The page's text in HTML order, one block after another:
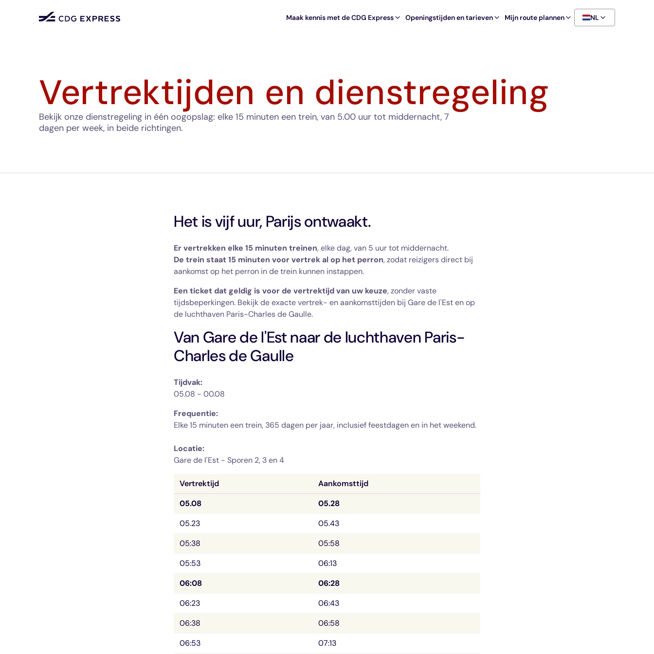
Maak kennis met de CDG Express Openingstijden en tarieven Mijn route plannen NL
Vertrektijden en dienstregeling
Bekijk onze dienstregeling in één oogopslag: elke 15 minuten een trein, van 5.00 uur tot middernacht, 7
dagen per week, in beide richtingen.
Het is vijf uur, Parijs ontwaakt.
Er vertrekken elke 15 minuten treinen, elke dag, van 5 uur tot middernacht.
De trein staat 15 minuten voor vertrek al op het perron, zodat reizigers direct bij
aankomst op het perron in de trein kunnen instappen.
Een ticket dat geldig is voor de vertrektijd van uw keuze, zonder vaste
tijdsbeperkingen. Bekijk de exacte vertrek- en aankomsttijden bij Gare de l'Est en op
de luchthaven Paris-Charles de Gaulle.
Van Gare de l'Est naar de luchthaven Paris-
Charles de Gaulle
Tijdvak:
05.08 - 00.08
Frequentie:
Locatie:
Gare de l'Est - Sporen 2, 3 en 4
Vertrektijd
Aankomsttijd
05.08
05.28
05.23
05.43
05:38
05:58
05:53
06:13
06:08
06:28
06:23
06:43
06:38
06:58
06:53
07:13